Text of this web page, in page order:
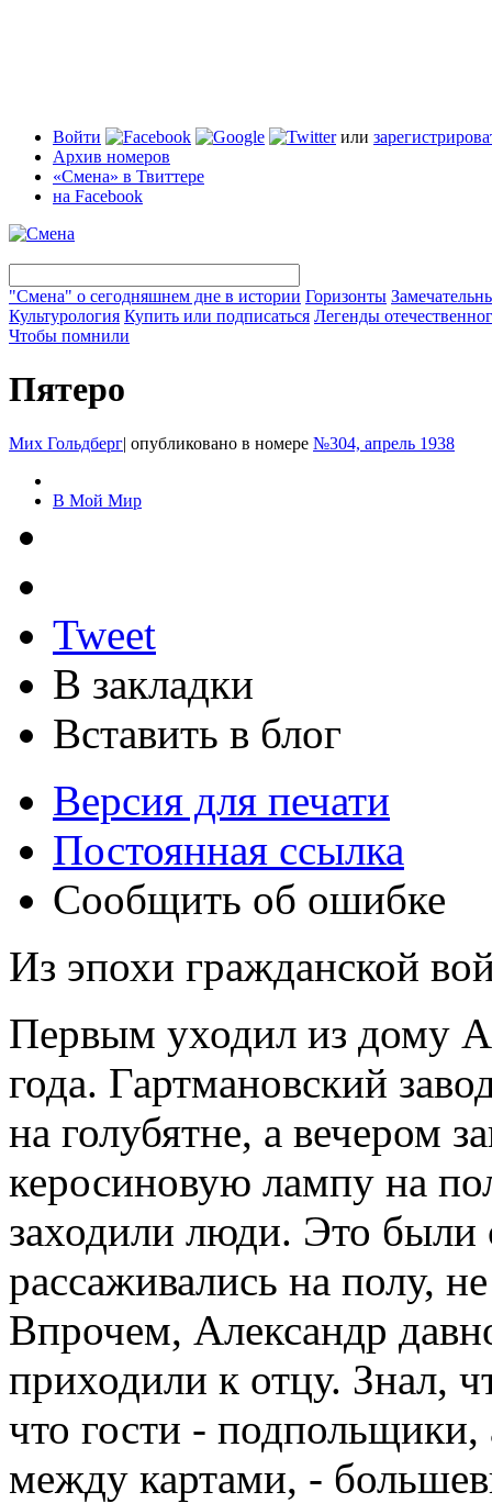
Войти или
Архив номеров
«Смена» в Твиттере
на Facebook
"Смена" о сегодняшнем дне в истории Горизонты
Культурология Купить или подписаться Легенды
Чтобы помнили
Пятеро
Мих Гольдберг| опубликовано в номере №304, апрель 1938
В Мой Мир
Tweet
В закладки
Вставить в блог
Версия для печати
Постоянная ссылка
Сообщить об ошибке
Из эпохи гражданской
Первым уходил из дому
года. Гартмановский
на голубятне, а вечером
керосиновую лампу на
заходили люди. Это были
рассаживались на полу,
Впрочем, Александр
приходили к отцу. Знал,
что гости -
между картами, -